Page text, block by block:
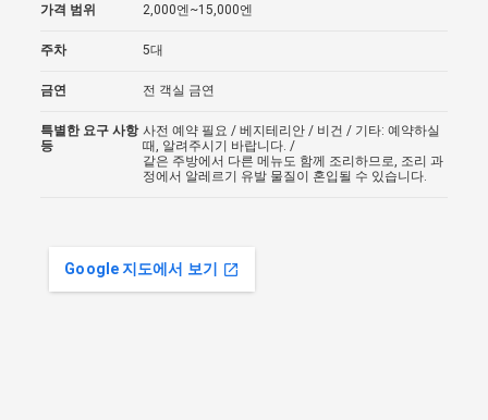
가격 범위 2,000엔~15,000엔
주차 5대
금연 전 객실 금연
특별한 요구 사항
등
사전 예약 필요 / 베지테리안 / 비건 / 기타: 예약하실
때, 알려주시기 바랍니다. /
같은 주방에서 다른 메뉴도 함께 조리하므로, 조리 과
정에서 알레르기 유발 물질이 혼입될 수 있습니다.
Google 지도에서 보기